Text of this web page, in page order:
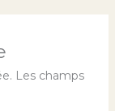
Les champs